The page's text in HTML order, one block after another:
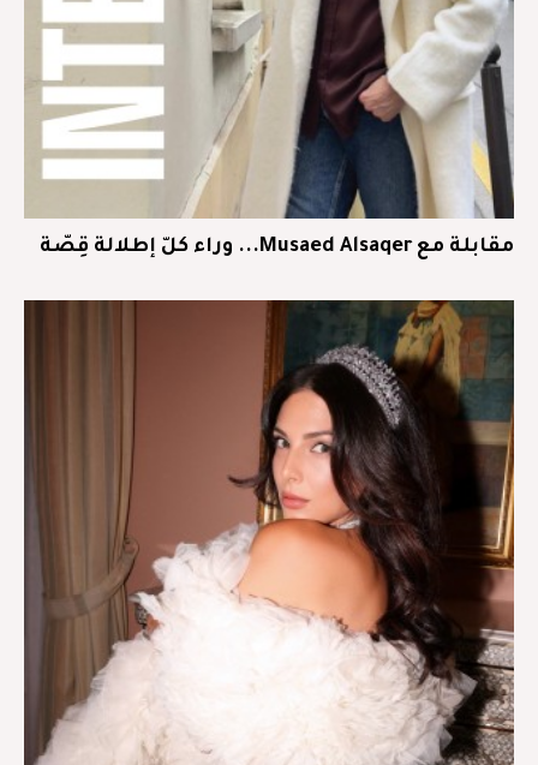
مقابلة مع Musaed Alsaqer... وراء كلّ إطلالة قِصّة